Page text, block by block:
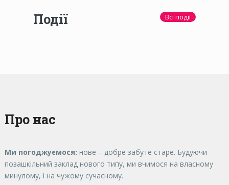
Події Всі події
Про нас
Ми погоджуємося: нове – добре забуте старе. Будуючи
позашкільний заклад нового типу, ми вчимося на власному
минулому, і на чужому сучасному.